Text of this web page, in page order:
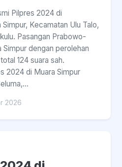
Pilpres 2024 di
Kecamatan Ulu Talo,
Pasangan Prabowo-
Simpur dengan perolehan
124 suara sah.
2024 di Muara Simpur
2026